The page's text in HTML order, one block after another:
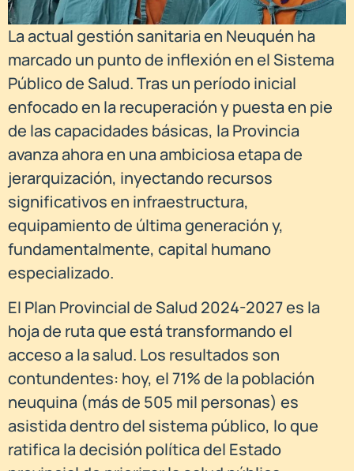
La actual gestión sanitaria en Neuquén ha
marcado un punto de inflexión en el Sistema
Público de Salud. Tras un período inicial
enfocado en la recuperación y puesta en pie
de las capacidades básicas, la Provincia
avanza ahora en una ambiciosa etapa de
jerarquización, inyectando recursos
significativos en infraestructura,
equipamiento de última generación y,
fundamentalmente, capital humano
especializado.
El Plan Provincial de Salud 2024-2027 es la
hoja de ruta que está transformando el
acceso a la salud. Los resultados son
contundentes: hoy, el 71% de la población
neuquina (más de 505 mil personas) es
asistida dentro del sistema público, lo que
ratifica la decisión política del Estado